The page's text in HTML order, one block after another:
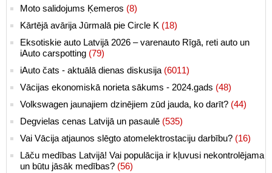
Moto salidojums Ķemeros (8)
Kārtējā avārija Jūrmalā pie Circle K (18)
Eksotiskie auto Latvijā 2026 – varenauto Rīgā, reti auto un
iAuto carspotting (79)
iAuto čats - aktuālā dienas diskusija (6011)
Vācijas ekonomiskā norieta sākums - 2024.gads (48)
Volkswagen jaunajiem dzinējiem zūd jauda, ko darīt? (44)
Degvielas cenas Latvijā un pasaulē (535)
Vai Vācija atjaunos slēgto atomelektrostaciju darbību? (16)
Lāču medības Latvijā! Vai populācija ir kļuvusi nekontrolējama
un būtu jāsāk medības? (56)